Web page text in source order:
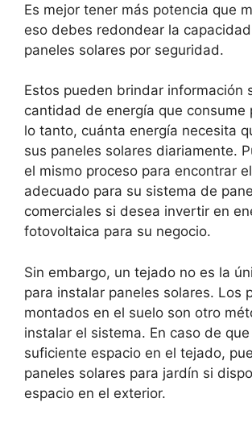
Es mejor tener más potencia que
eso debes redondear la
paneles solares por seguridad.
Estos pueden brindar información
cantidad de energía que consume
lo tanto, cuánta energía necesita
sus paneles solares diariamente.
el mismo proceso para encontrar
adecuado para su sistema de
comerciales si desea invertir en
fotovoltaica para su negocio.
Sin embargo, un tejado no es la
para instalar paneles solares. Los
montados en el suelo son otro
instalar el sistema. En caso de
suficiente espacio en el tejado,
paneles solares para jardín si
espacio en el exterior.